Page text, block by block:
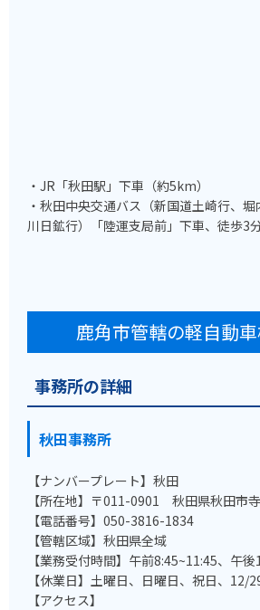
・JR「秋田駅」下車（約5km）
・秋田中央交通バス（新国道土崎行、
川日鉱行）「陸運支局前」下車、徒歩3
鹿角市管轄の軽自動
事務所の詳細
秋田事務所
【ナンバープレート】秋田
【所在地】〒011-0901 秋田県秋田市
【電話番号】050-3816-1834
【管轄区域】秋田県全域
【業務受付時間】午前8:45~11:45、午
【休業日】土曜日、日曜日、祝日、12/
【アクセス】